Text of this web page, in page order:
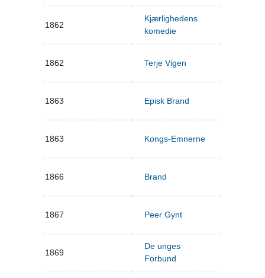
1862
Kjærlighedens
komedie
1862 Terje Vigen
1863 Episk Brand
1863 Kongs-Emnerne
1866 Brand
1867 Peer Gynt
1869
De unges
Forbund